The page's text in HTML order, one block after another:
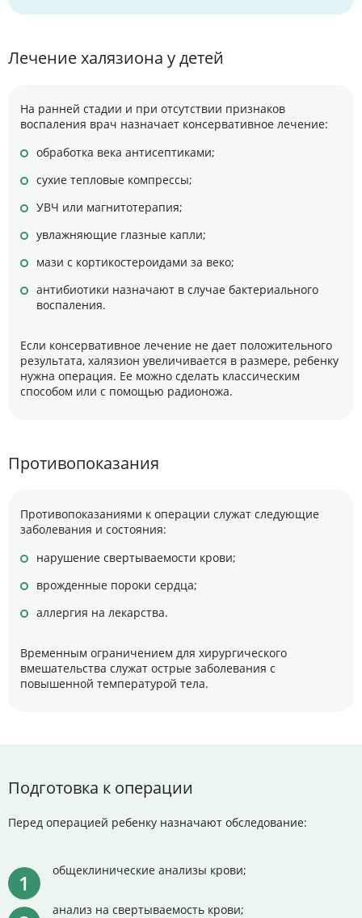
Лечение халязиона у детей
На ранней стадии и при отсутствии признаков
воспаления врач назначает консервативное лечение:
обработка века антисептиками;
сухие тепловые компрессы;
УВЧ или магнитотерапия;
увлажняющие глазные капли;
мази с кортикостероидами за веко;
антибиотики назначают в случае бактериального
воспаления.
Если консервативное лечение не дает положительного
результата, халязион увеличивается в размере, ребенку
нужна операция. Ее можно сделать классическим
способом или с помощью радионожа.
Противопоказания
Противопоказаниями к операции служат следующие
заболевания и состояния:
нарушение свертываемости крови;
врожденные пороки сердца;
аллергия на лекарства.
Временным ограничением для хирургического
вмешательства служат острые заболевания с
повышенной температурой тела.
Подготовка к операции
Перед операцией ребенку назначают обследование:
общеклинические анализы крови;
анализ на свертываемость крови;